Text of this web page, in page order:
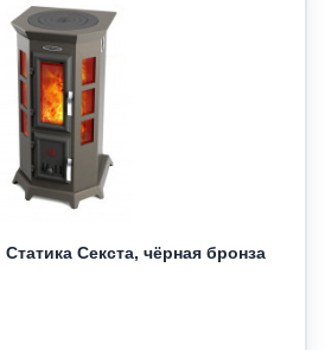
Секста, чёрная бронза